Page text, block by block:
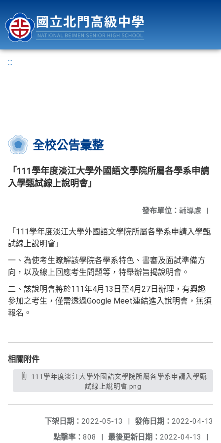
:::
全校公告彙整
「111學年度淡江大學外國語文學院所屬各學系申請
入學甄試線上說明會」
發布單位： 輔導處 |
「111學年度淡江大學外國語文學院所屬各學系申請入學甄
試線上說明會」
一、為使考生瞭解該學院各學系特色、書審及面試準備方
向，以及線上回應考生問題等，特舉辦旨揭說明會。
二、該說明會將於111年4月13日至4月27日辦理，有興趣
參加之考生，僅需透過Google Meet連結進入說明會，無須
報名。
相關附件
試線上說明會.png
發佈日期： 2022-04-13
下架日期： 2022-05-13
|
最後更新日期： 2022-04-13 |
點擊率： 808 |